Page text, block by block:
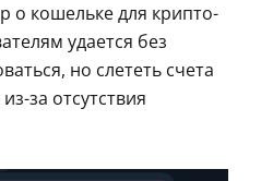
о кошельке для крипто-
удается без
но слететь счета
за отсутствия